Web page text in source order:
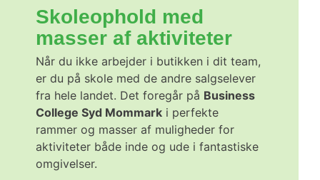
Skoleophold med
masser af aktiviteter​
Når du ikke arbejder i butikken i dit team,
er du på skole med de andre salgselever
fra hele landet. Det foregår på Business
College Syd Mommark i perfekte
rammer og masser af muligheder for
aktiviteter både inde og ude i fantastiske
omgivelser.​